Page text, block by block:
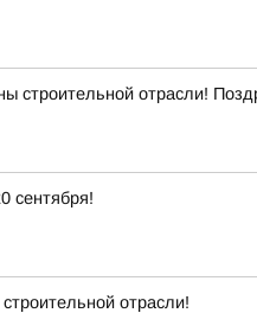
строительной отрасли!
сентября!
отрасли!